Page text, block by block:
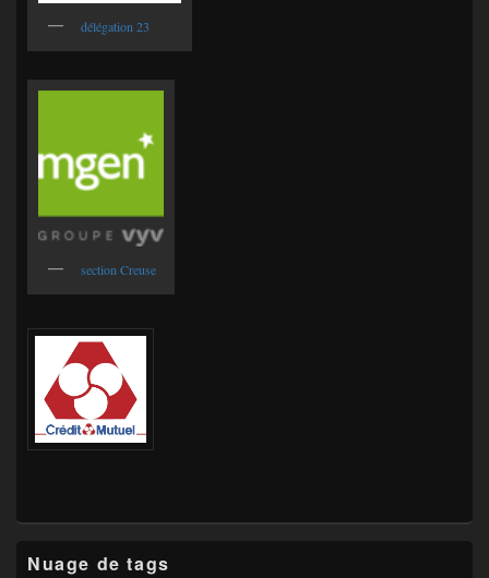
délégation 23
section Creuse
Nuage de tags